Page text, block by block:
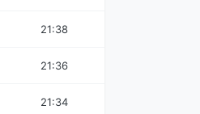
21:38
21:36
21:34